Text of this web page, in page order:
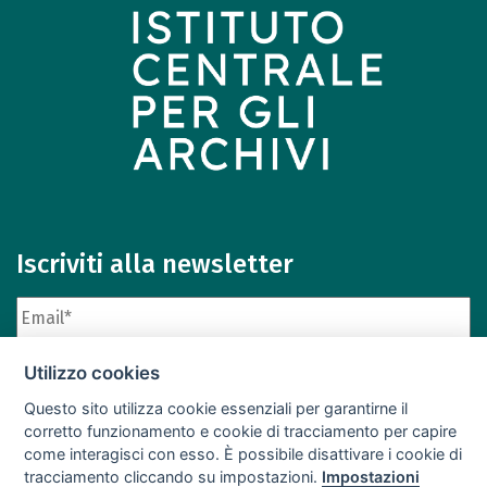
Iscriviti alla newsletter
Iscriviti Archivio newsletter
Utilizzo cookies
Questo sito utilizza cookie essenziali per garantirne il
corretto funzionamento e cookie di tracciamento per capire
come interagisci con esso. È possibile disattivare i cookie di
tracciamento cliccando su impostazioni. Impostazioni